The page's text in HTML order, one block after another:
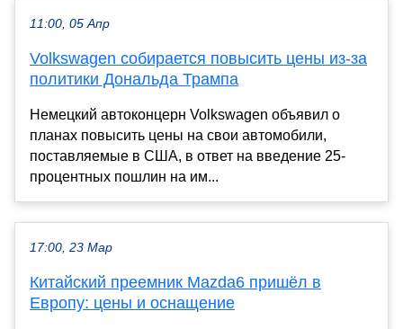
11:00, 05 Апр
Volkswagen собирается повысить цены из-за
политики Дональда Трампа
Немецкий автоконцерн Volkswagen объявил о
планах повысить цены на свои автомобили,
поставляемые в США, в ответ на введение 25-
процентных пошлин на им...
17:00, 23 Мар
Китайский преемник Mazda6 пришёл в
Европу: цены и оснащение